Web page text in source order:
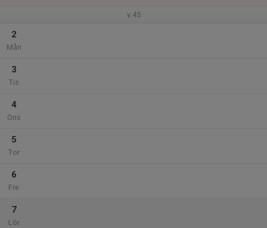
v.45
2
Mån
3
Tis
4
Ons
5
Tor
6
Fre
7
Lör